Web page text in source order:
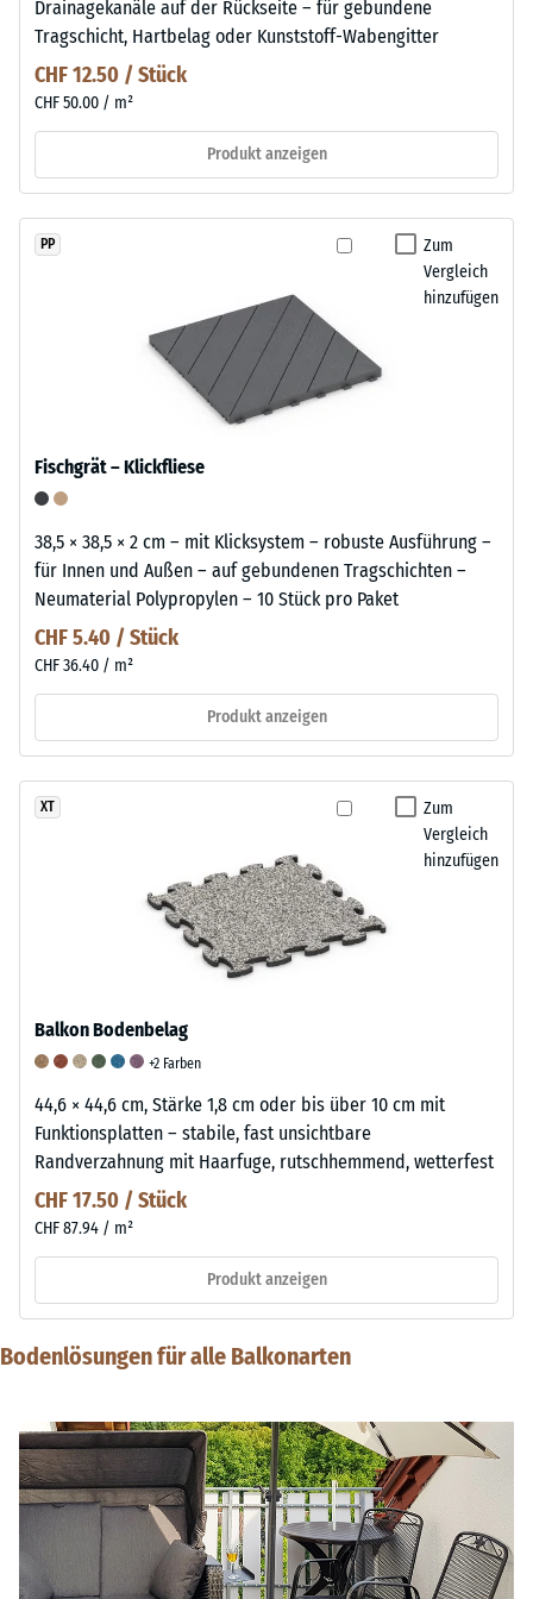
Drainagekanäle auf der Rückseite – für gebundene
Tragschicht, Hartbelag oder Kunststoff-Wabengitter
CHF 12.50 / Stück
CHF 50.00 / m²
Produkt anzeigen
Zum
Vergleich
hinzufügen
PP
Fischgrät – Klickfliese
38,5 × 38,5 × 2 cm – mit Klicksystem – robuste Ausführung –
für Innen und Außen – auf gebundenen Tragschichten –
Neumaterial Polypropylen – 10 Stück pro Paket
CHF 5.40 / Stück
CHF 36.40 / m²
Produkt anzeigen
Zum
Vergleich
hinzufügen
XT
Balkon Bodenbelag
+2 Farben
44,6 × 44,6 cm, Stärke 1,8 cm oder bis über 10 cm mit
Funktionsplatten – stabile, fast unsichtbare
Randverzahnung mit Haarfuge, rutschhemmend, wetterfest
CHF 17.50 / Stück
CHF 87.94 / m²
Produkt anzeigen
Bodenlösungen für alle Balkonarten